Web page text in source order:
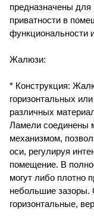
предназначены для
приватности в
функциональности
Жалюзи:
* Конструкция:
горизонтальных
различных
Ламели соединены
механизмом,
оси, регулируя
помещение. В
могут либо плотно
небольшие
горизонтальные,